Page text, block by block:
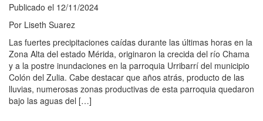
Publicado el 12/11/2024
Por Liseth Suarez
Las fuertes precipitaciones caídas durante las últimas horas en la
Zona Alta del estado Mérida, originaron la crecida del río Chama
y a la postre inundaciones en la parroquia Urribarrí del municipio
Colón del Zulia. Cabe destacar que años atrás, producto de las
lluvias, numerosas zonas productivas de esta parroquia quedaron
bajo las aguas del […]